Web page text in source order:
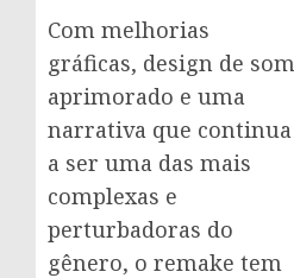
Com melhorias
gráficas, design de som
aprimorado e uma
narrativa que continua
a ser uma das mais
complexas e
perturbadoras do
gênero, o remake tem